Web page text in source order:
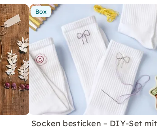
Box
Socken besticken – DIY-Set mit